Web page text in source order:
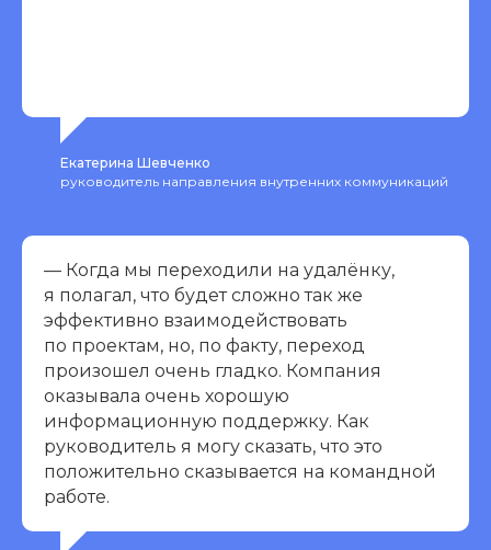
Екатерина Шевченко
руководитель направления внутренних коммуникаций
— Когда мы переходили на удалёнку,
я полагал, что будет сложно так же
эффективно взаимодействовать
по проектам, но, по факту, переход
произошел очень гладко. Компания
оказывала очень хорошую
информационную поддержку. Как
руководитель я могу сказать, что это
положительно сказывается на командной
работе.